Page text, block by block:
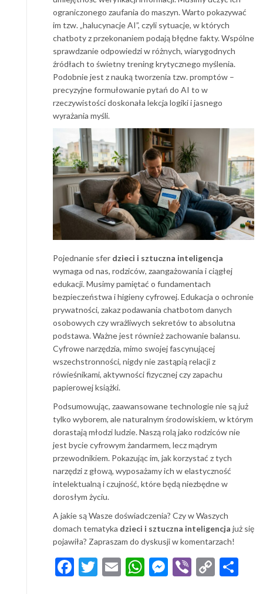
ograniczonego zaufania do maszyn. Warto pokazywać
im tzw. „halucynacje AI”, czyli sytuacje, w których
chatboty z przekonaniem podają błędne fakty. Wspólne
sprawdzanie odpowiedzi w różnych, wiarygodnych
źródłach to świetny trening krytycznego myślenia.
Podobnie jest z nauką tworzenia tzw. promptów –
precyzyjne formułowanie pytań do AI to w
rzeczywistości doskonała lekcja logiki i jasnego
wyrażania myśli.
Pojednanie sfer dzieci i sztuczna inteligencja
wymaga od nas, rodziców, zaangażowania i ciągłej
edukacji. Musimy pamiętać o fundamentach
bezpieczeństwa i higieny cyfrowej. Edukacja o ochronie
prywatności, zakaz podawania chatbotom danych
osobowych czy wrażliwych sekretów to absolutna
podstawa. Ważne jest również zachowanie balansu.
Cyfrowe narzędzia, mimo swojej fascynującej
wszechstronności, nigdy nie zastąpią relacji z
rówieśnikami, aktywności fizycznej czy zapachu
papierowej książki.
Podsumowując, zaawansowane technologie nie są już
tylko wyborem, ale naturalnym środowiskiem, w którym
dorastają młodzi ludzie. Naszą rolą jako rodziców nie
jest bycie cyfrowym żandarmem, lecz mądrym
przewodnikiem. Pokazując im, jak korzystać z tych
narzędzi z głową, wyposażamy ich w elastyczność
intelektualną i czujność, które będą niezbędne w
dorosłym życiu.
A jakie są Wasze doświadczenia? Czy w Waszych
domach tematyka dzieci i sztuczna inteligencja już się
pojawiła? Zapraszam do dyskusji w komentarzach!
Facebook
Twitter
EmailWhatsApp
Messenger
Viber
Copy